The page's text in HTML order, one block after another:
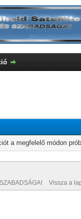
a megfelelő módon
Vissza a